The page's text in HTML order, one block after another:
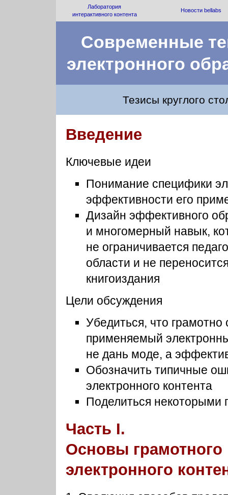
Лаборатория
интерактивного контента
Новости bellabs
Современные
электронного
Тезисы круглого
Введение
Ключевые идеи
Понимание специфики
эффективности его
Дизайн эффективного
и многомерный навык,
не ограничивается
области и не
книгоиздания
Цели обсуждения
Убедиться, что
применяемый
не дань моде, а
Обозначить типичные
электронного контента
Поделиться
Часть I.
Основы грамотного
электронного